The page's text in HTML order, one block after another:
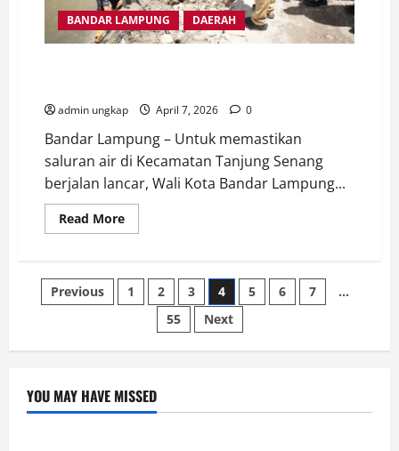
BANDAR LAMPUNG DAERAH
admin ungkap April 7, 2026 0
Bandar Lampung – Untuk memastikan
saluran air di Kecamatan Tanjung Senang
berjalan lancar, Wali Kota Bandar Lampung...
Read MoreRead
more
Eva
Dwiana
Tinjau
Saluran
Tanjung
Banjir
Pascahujan
Paginasi
Previous 1 2 3 4 5 6 7
…
55
Next
YOU MAY HAVE MISSED